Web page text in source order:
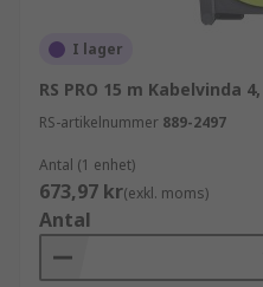
I lager
RS PRO 15 m Kabelvinda
RS-artikelnummer 889-2497
Antal (1 enhet)
673,97 kr(exkl. moms)
Antal